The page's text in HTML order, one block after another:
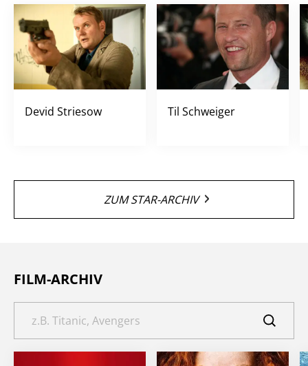
Devid Striesow Til Schweiger
ZUM STAR-ARCHIV
FILM-ARCHIV